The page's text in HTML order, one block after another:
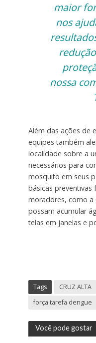
maior
nos
nossa
Além das ações de
equipes também
localidade sobre a
necessários para
mosquito em seus
básicas preventivas
moradores, como a
possam acumular
telas em janelas e
Tags CRUZ ALTA
força tarefa dengue
Você pode gostar